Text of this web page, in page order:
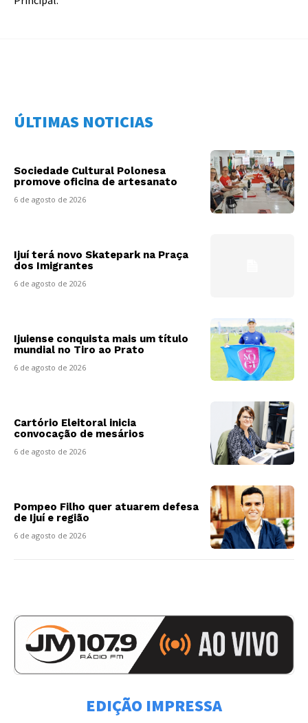
ÚLTIMAS NOTICIAS
Sociedade Cultural Polonesa
promove oficina de artesanato
6 de agosto de 2026
Ijuí terá novo Skatepark na Praça
dos Imigrantes
6 de agosto de 2026
Ijuiense conquista mais um título
mundial no Tiro ao Prato
6 de agosto de 2026
Cartório Eleitoral inicia
convocação de mesários
6 de agosto de 2026
Pompeo Filho quer atuarem defesa
de Ijuí e região
6 de agosto de 2026
EDIÇÃO IMPRESSA